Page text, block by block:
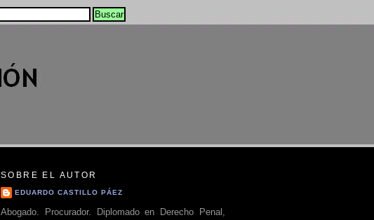
SOBRE EL AUTOR
EDUARDO CASTILLO PÁEZ
Abogado. Procurador. Diplomado en Derecho Penal,